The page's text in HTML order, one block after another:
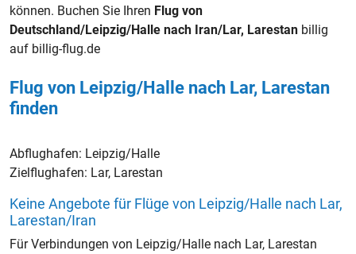
können. Buchen Sie Ihren Flug von
Deutschland/Leipzig/Halle nach Iran/Lar, Larestan billig
auf billig-flug.de
Flug von Leipzig/Halle nach Lar, Larestan
finden
Abflughafen: Leipzig/Halle
Zielflughafen: Lar, Larestan
Keine Angebote für Flüge von Leipzig/Halle nach Lar,
Larestan/Iran
Für Verbindungen von Leipzig/Halle nach Lar, Larestan